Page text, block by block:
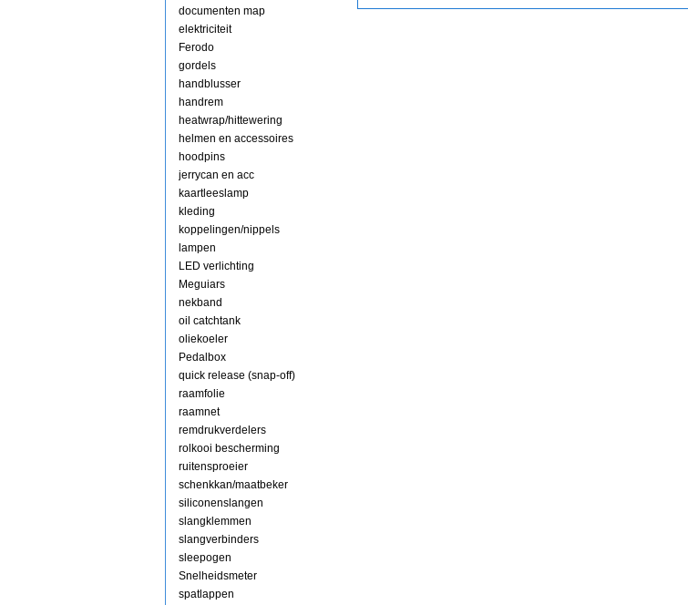
documenten map
elektriciteit
Ferodo
gordels
handblusser
handrem
heatwrap/hittewering
helmen en accessoires
hoodpins
jerrycan en acc
kaartleeslamp
kleding
koppelingen/nippels
lampen
LED verlichting
Meguiars
nekband
oil catchtank
oliekoeler
Pedalbox
quick release (snap-off)
raamfolie
raamnet
remdrukverdelers
rolkooi bescherming
ruitensproeier
schenkkan/maatbeker
siliconenslangen
slangklemmen
slangverbinders
sleepogen
Snelheidsmeter
spatlappen